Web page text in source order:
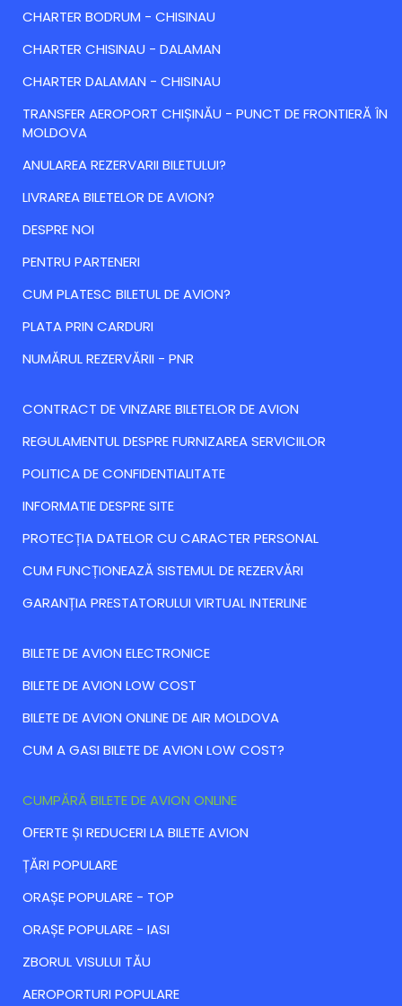
CHARTER BODRUM - CHISINAU
CHARTER CHISINAU - DALAMAN
CHARTER DALAMAN - CHISINAU
TRANSFER AEROPORT CHIȘINĂU - PUNCT DE FRONTIERĂ ÎN
MOLDOVA
ANULAREA REZERVARII BILETULUI?
LIVRAREA BILETELOR DE AVION?
DESPRE NOI
PENTRU PARTENERI
CUM PLATESC BILETUL DE AVION?
PLATA PRIN CARDURI
NUMĂRUL REZERVĂRII - PNR
CONTRACT DE VINZARE BILETELOR DE AVION
REGULAMENTUL DESPRE FURNIZAREA SERVICIILOR
POLITICA DE CONFIDENTIALITATE
INFORMATIE DESPRE SITE
PROTECȚIA DATELOR CU CARACTER PERSONAL
CUM FUNCȚIONEAZĂ SISTEMUL DE REZERVĂRI
GARANȚIA PRESTATORULUI VIRTUAL INTERLINE
BILETE DE AVION ELECTRONICE
BILETE DE AVION LOW COST
BILETE DE AVION ONLINE DE AIR MOLDOVA
CUM A GASI BILETE DE AVION LOW COST?
CUMPĂRĂ BILETE DE AVION ONLINE
ОFERTE ȘI REDUCERI LA BILETE AVION
ȚĂRI POPULARE
ORAȘE POPULARE - TOP
ORAȘE POPULARE - IASI
ZBORUL VISULUI TĂU
AEROPORTURI POPULARE